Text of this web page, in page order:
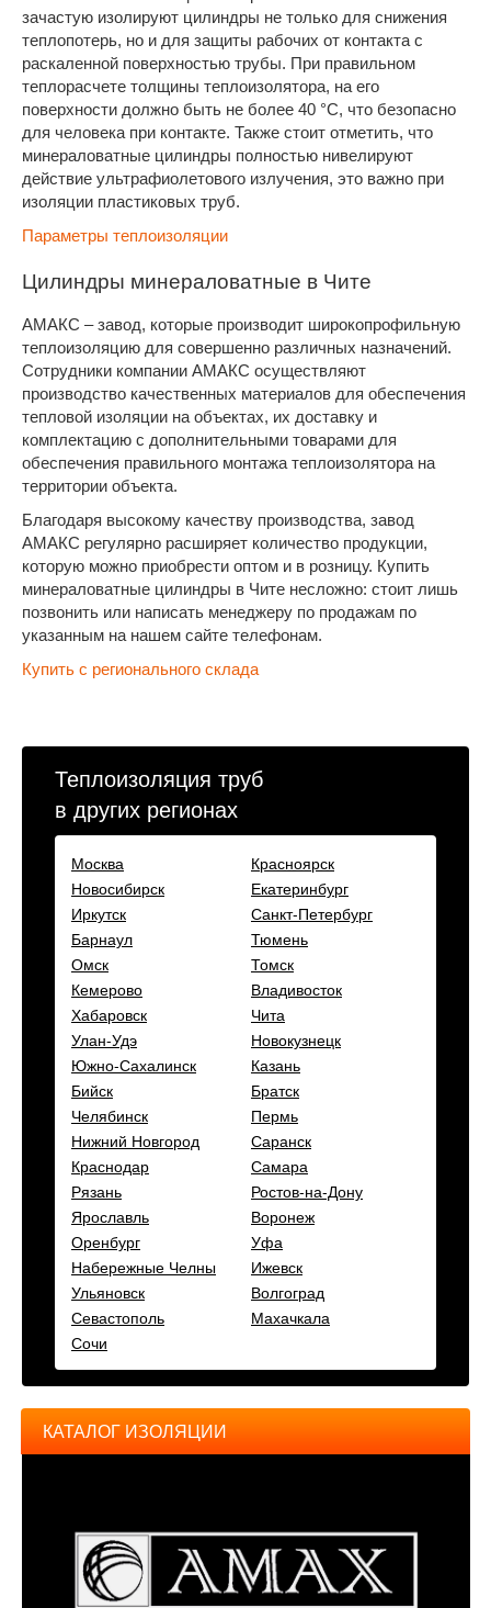
зачастую изолируют цилиндры не только для снижения
теплопотерь, но и для защиты рабочих от контакта с
раскаленной поверхностью трубы. При правильном
теплорасчете толщины теплоизолятора, на его
поверхности должно быть не более 40 °С, что безопасно
для человека при контакте. Также стоит отметить, что
минераловатные цилиндры полностью нивелируют
действие ультрафиолетового излучения, это важно при
изоляции пластиковых труб.
Параметры теплоизоляции
Цилиндры минераловатные в Чите
АМАКС – завод, которые производит широкопрофильную
теплоизоляцию для совершенно различных назначений.
Сотрудники компании АМАКС осуществляют
производство качественных материалов для обеспечения
тепловой изоляции на объектах, их доставку и
комплектацию с дополнительными товарами для
обеспечения правильного монтажа теплоизолятора на
территории объекта.
Благодаря высокому качеству производства, завод
АМАКС регулярно расширяет количество продукции,
которую можно приобрести оптом и в розницу. Купить
минераловатные цилиндры в Чите несложно: стоит лишь
позвонить или написать менеджеру по продажам по
указанным на нашем сайте телефонам.
Купить с регионального склада
Теплоизоляция труб
в других регионах
Москва
Красноярск
Новосибирск
Екатеринбург
Иркутск
Санкт-Петербург
Барнаул
Тюмень
Омск
Томск
Кемерово
Владивосток
Хабаровск
Чита
Улан-Удэ
Новокузнецк
Южно-Сахалинск
Казань
Бийск
Братск
Челябинск
Пермь
Нижний Новгород
Саранск
Краснодар
Самара
Рязань
Ростов-на-Дону
Ярославль
Воронеж
Оренбург
Уфа
Набережные Челны
Ижевск
Ульяновск
Волгоград
Севастополь
Махачкала
Сочи
КАТАЛОГ ИЗОЛЯЦИИ